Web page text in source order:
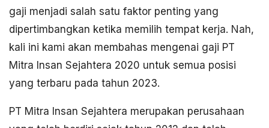
gaji menjadi salah satu faktor penting yang
dipertimbangkan ketika memilih tempat kerja. Nah,
kali ini kami akan membahas mengenai gaji PT
Mitra Insan Sejahtera 2020 untuk semua posisi
yang terbaru pada tahun 2023.
PT Mitra Insan Sejahtera merupakan perusahaan